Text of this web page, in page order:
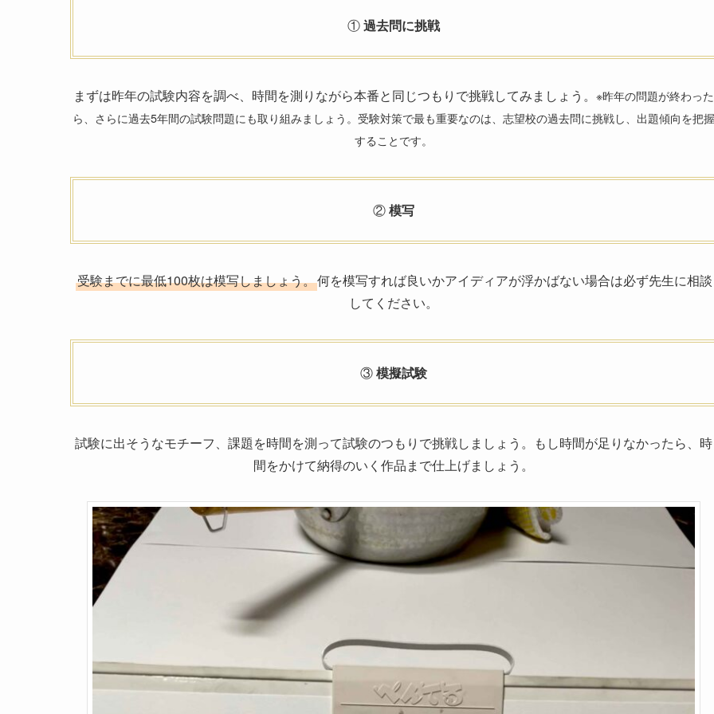
①過去問に挑戦
まずは昨年の試験内容を調べ、時間を測りながら本番と同じつもりで挑戦してみましょう。 ※昨年の問題が終わった
ら、さらに過去5年間の試験問題にも取り組みましょう。受験対策で最も重要なのは、志望校の過去問に挑戦し、出題傾向を把握
することです。
②模写
受験までに最低100枚は模写しましょう。何を模写すれば良いかアイディアが浮かばない場合は必ず先生に相談
してください。
③模擬試験
試験に出そうなモチーフ、課題を時間を測って試験のつもりで挑戦しましょう。もし時間が足りなかったら、時
間をかけて納得のいく作品まで仕上げましょう。